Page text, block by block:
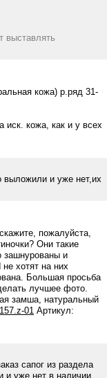
выставлять
кожа) р.ряд 31-
иск. кожа, как и у всех
выложили и уже нет,их
пожалуйста,
Они такие
зашнурованы и
хотят на них
Большая просьба
лучшее фото.
замша, натуральный
01 Артикул:
сапог из раздела
и уже нет в наличии .